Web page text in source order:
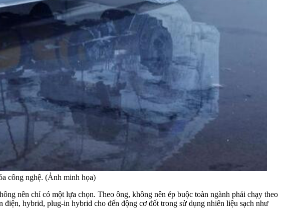
công nghệ. (Ảnh minh họa)
nên chỉ có một lựa chọn. Theo ông, không nên ép buộc toàn ngành phải chạy theo
hybrid, plug-in hybrid cho đến động cơ đốt trong sử dụng nhiên liệu sạch như